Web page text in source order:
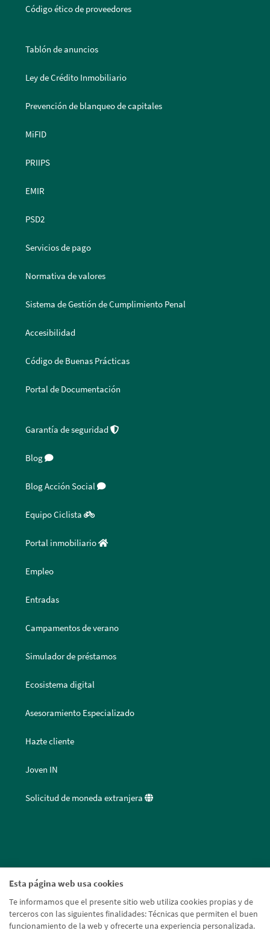
Esta página web usa cookies
Te informamos que el presente sitio web utiliza cookies propias y de
terceros con las siguientes finalidades: Técnicas que permiten el buen
funcionamiento de la web y ofrecerte una experiencia personalizada.
Código ético de proveedores
Tablón de anuncios
Ley de Crédito Inmobiliario
Prevención de blanqueo de capitales
MiFID
PRIIPS
EMIR
PSD2
Servicios de pago
Normativa de valores
Sistema de Gestión de Cumplimiento Penal
Accesibilidad
Código de Buenas Prácticas
Portal de Documentación
Garantía de seguridad
Blog
Blog Acción Social
Equipo Ciclista
Portal inmobiliario
Empleo
Entradas
Campamentos de verano
Simulador de préstamos
Ecosistema digital
Asesoramiento Especializado
Hazte cliente
Joven IN
Solicitud de moneda extranjera